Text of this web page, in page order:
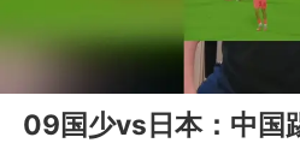
09国少vs日本：中国